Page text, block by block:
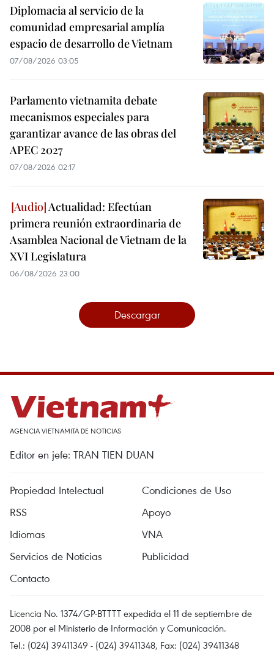
Diplomacia al servicio de la
comunidad empresarial amplía
espacio de desarrollo de Vietnam
07/08/2026 03:05
Parlamento vietnamita debate
mecanismos especiales para
garantizar avance de las obras del
APEC 2027
07/08/2026 02:17
Actualidad: Efectúan
primera reunión extraordinaria de
Asamblea Nacional de Vietnam de la
XVI Legislatura
06/08/2026 23:00
Descargar
AGENCIA VIETNAMITA DE NOTICIAS
Editor en jefe: TRAN TIEN DUAN
Propiedad Intelectual
Condiciones de Uso
RSS
Apoyo
Idiomas
VNA
Servicios de Noticias
Publicidad
Contacto
Licencia No. 1374/GP-BTTTT expedida el 11 de septiembre de
2008 por el Ministerio de Información y Comunicación.
Tel.: (024) 39411349 - (024) 39411348, Fax: (024) 39411348